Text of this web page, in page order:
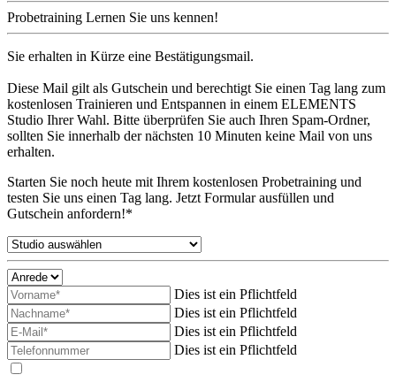
Probetraining Lernen Sie uns kennen!
Sie erhalten in Kürze eine Bestätigungsmail.
Diese Mail gilt als Gutschein und berechtigt Sie einen Tag lang zum
kostenlosen Trainieren und Entspannen in einem ELEMENTS
Studio Ihrer Wahl. Bitte überprüfen Sie auch Ihren Spam-Ordner,
sollten Sie innerhalb der nächsten 10 Minuten keine Mail von uns
erhalten.
Starten Sie noch heute mit Ihrem kostenlosen Probetraining und
testen Sie uns einen Tag lang. Jetzt Formular ausfüllen und
Gutschein anfordern!*
Dies ist ein Pflichtfeld
Dies ist ein Pflichtfeld
Dies ist ein Pflichtfeld
Dies ist ein Pflichtfeld